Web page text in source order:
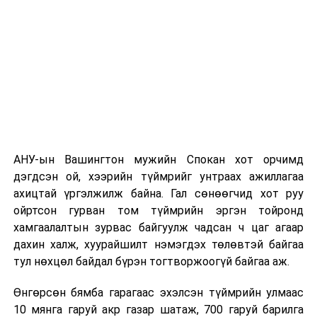
АНУ-ын Вашингтон мужийн Спокан хот орчимд
дэгдсэн ой, хээрийн түймрийг унтраах ажиллагаа
ахицтай үргэлжилж байна. Гал сөнөөгчид хот руу
ойртсон гурван том түймрийн эргэн тойронд
хамгаалалтын зурвас байгуулж чадсан ч цаг агаар
дахин халж, хуурайшилт нэмэгдэх төлөвтэй байгаа
тул нөхцөл байдал бүрэн тогтворжоогүй байгаа аж.
Өнгөрсөн бямба гарагаас эхэлсэн түймрийн улмаас
10 мянга гаруй акр газар шатаж, 700 гаруй барилга